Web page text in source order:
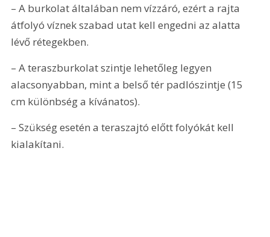
– A burkolat általában nem vízzáró, ezért a rajta
átfolyó víznek szabad utat kell engedni az alatta
lévő rétegekben.
– A teraszburkolat szintje lehetőleg legyen
alacsonyabban, mint a belső tér padlószintje (15
cm különbség a kívánatos).
– Szükség esetén a teraszajtó előtt folyókát kell
kialakítani.